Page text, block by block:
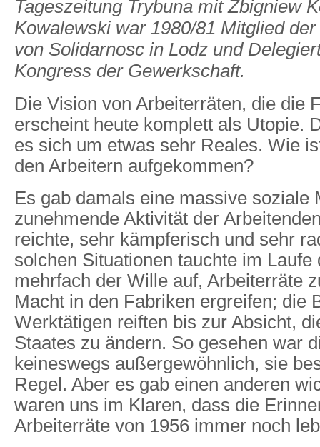
Tageszeitung Trybuna mit Zbigniew
Kowalewski war 1980/81 Mitglied
von Solidarnosc in Lodz und
Kongress der Gewerkschaft.
Die Vision von Arbeiterräten, die die
erscheint heute komplett als Utopie.
es sich um etwas sehr Reales. Wie
den Arbeitern aufgekommen?
Es gab damals eine massive soziale
zunehmende Aktivität der
reichte, sehr kämpferisch und sehr
solchen Situationen tauchte im Laufe
mehrfach der Wille auf, Arbeiterräte
Macht in den Fabriken ergreifen; die
Werktätigen reiften bis zur Absicht,
Staates zu ändern. So gesehen war
keineswegs außergewöhnlich, sie
Regel. Aber es gab einen anderen
waren uns im Klaren, dass die
Arbeiterräte von 1956 immer noch